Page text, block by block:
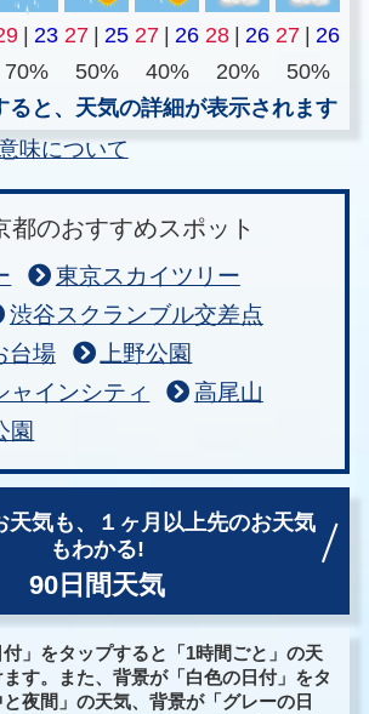
23 27 25 27 26 28 26 27
26
70% 50% 40% 20%
50%
ると、天気の詳細が表示されます
味について
都のおすすめスポット
東京スカイツリー
渋谷スクランブル交差点
台場
上野公園
ャインシティ
高尾山
園
気も、
１ヶ月以上先のお天気
もわかる!
90日間天気
」をタップすると「1時間ごと」の天
す。また、背景が「白色の日付」をタ
夜間」の天気、背景が「グレーの日